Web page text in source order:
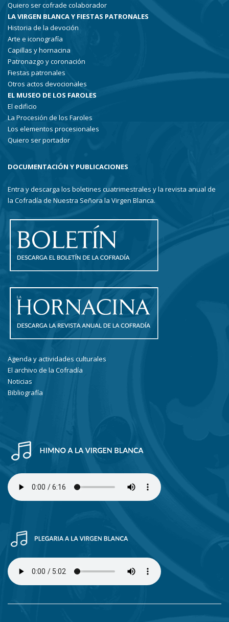
Quiero ser cofrade colaborador
LA VIRGEN BLANCA Y FIESTAS PATRONALES
Historia de la devoción
Arte e iconografía
Capillas y hornacina
Patronazgo y coronación
Fiestas patronales
Otros actos devocionales
EL MUSEO DE LOS FAROLES
El edificio
La Procesión de los Faroles
Los elementos procesionales
Quiero ser portador
DOCUMENTACIÓN Y PUBLICACIONES
Entra y descarga los boletines cuatrimestrales y la revista anual de
la Cofradía de Nuestra Señora la Virgen Blanca.
Agenda y actividades culturales
El archivo de la Cofradía
Noticias
Bibliografía